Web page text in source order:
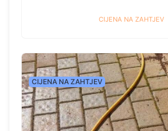
CIJENA NA ZAHTJEV
CIJENA NA ZAHTJEV